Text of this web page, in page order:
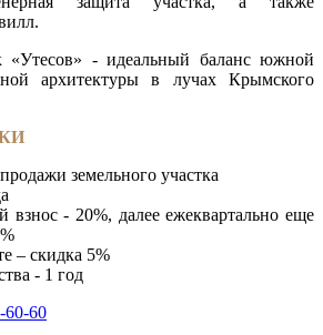
«Утесов» - идеальный баланс южной
архитектуры в лучах Крымского
земельного участка
взнос - 20%, далее ежеквартально еще
– скидка 5%
- 1 год
60-60